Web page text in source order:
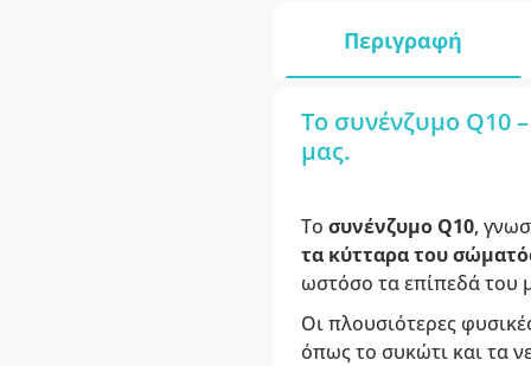
Περιγραφή
Το συνένζυμο Q10
μας.
Το συνένζυμο Q10,
τα κύτταρα του
ωστόσο τα επίπεδά του
Οι πλουσιότερες
όπως το συκώτι και τα